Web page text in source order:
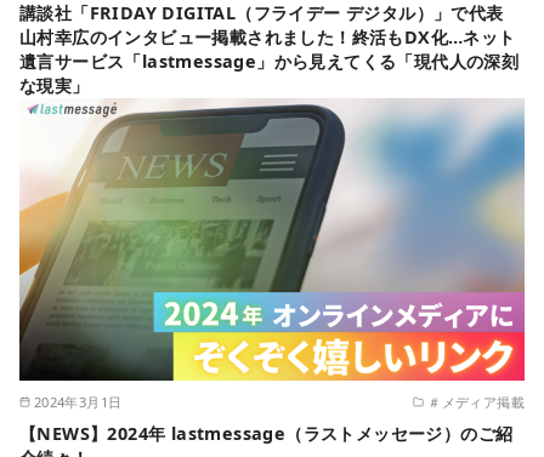
講談社「FRIDAY DIGITAL（フライデー デジタル）」で代表
山村幸広のインタビュー掲載されました！終活もDX化…ネット
遺言サービス「lastmessage」から見えてくる「現代人の深刻
な現実」
2024年3月1日 ＃メディア掲載
【NEWS】2024年 lastmessage（ラストメッセージ）のご紹